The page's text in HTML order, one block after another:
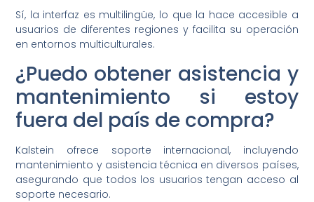
Sí, la interfaz es multilingüe, lo que la hace accesible a
usuarios de diferentes regiones y facilita su operación
en entornos multiculturales.
¿Puedo obtener asistencia y
mantenimiento si estoy
fuera del país de compra?
Kalstein ofrece soporte internacional, incluyendo
mantenimiento y asistencia técnica en diversos países,
asegurando que todos los usuarios tengan acceso al
soporte necesario.